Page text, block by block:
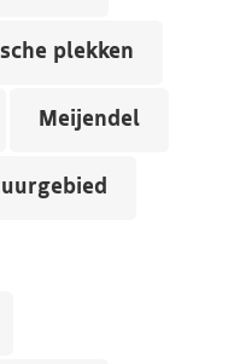
plekken
Meijendel